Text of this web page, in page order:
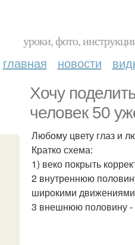
уроки, фото,
главная новости
Хочу
человек 50
Любому цвету глаз и
Кратко схема:
1) веко покрыть
2 внутреннюю
широкими
3 внешнюю половину -